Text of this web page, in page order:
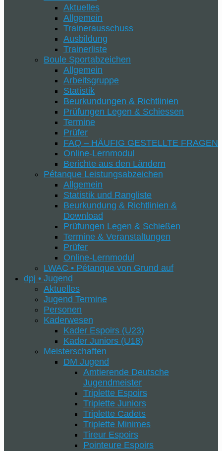
Aktuelles
Allgemein
Trainerausschuss
Ausbildung
Trainerliste
Boule Sportabzeichen
Allgemein
Arbeitsgruppe
Statistik
Beurkundungen & Richtlinien
Prüfungen Legen & Schiessen
Termine
Prüfer
FAQ – HÄUFIG GESTELLTE FRAGEN
Online-Lernmodul
Berichte aus den Ländern
Pétanque Leistungsabzeichen
Allgemein
Statistik und Rangliste
Beurkundung & Richtlinien &
Download
Prüfungen Legen & Schießen
Termine & Veranstaltungen
Prüfer
Online-Lernmodul
LWAC • Pétanque von Grund auf
dpj • Jugend
Aktuelles
Jugend Termine
Personen
Kaderwesen
Kader Espoirs (U23)
Kader Juniors (U18)
Meisterschaften
DM Jugend
Amtierende Deutsche
Jugendmeister
Triplette Espoirs
Triplette Juniors
Triplette Cadets
Triplette Minimes
Tireur Espoirs
Pointeure Espoirs